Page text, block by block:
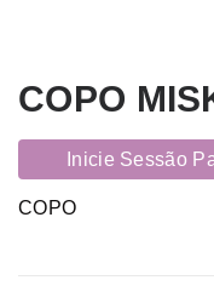
COPO
Inicie Sessão
COPO